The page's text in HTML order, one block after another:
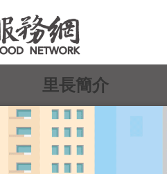
里長簡介